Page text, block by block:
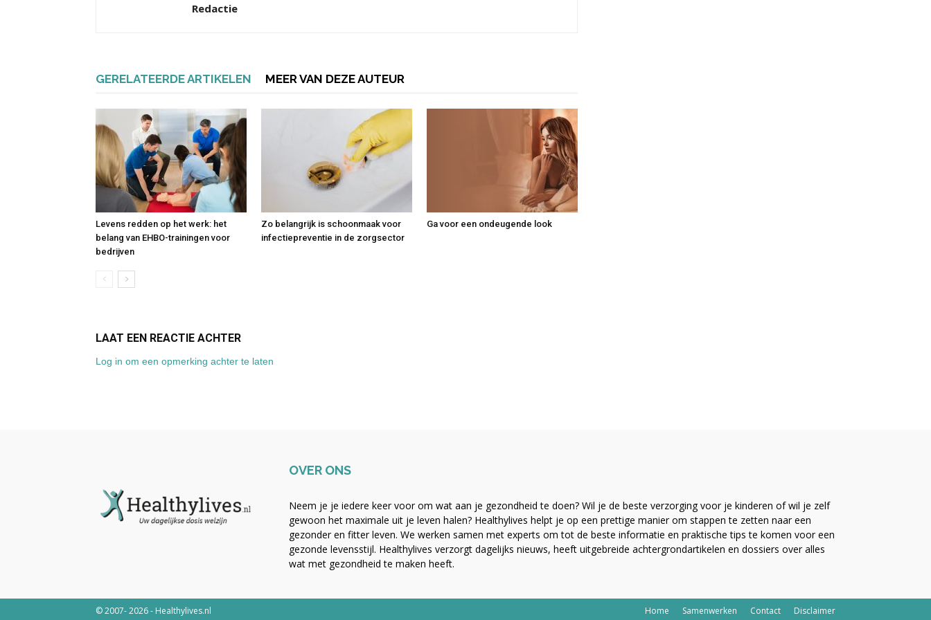
Redactie
GERELATEERDE ARTIKELEN MEER VAN DEZE AUTEUR
Levens redden op het werk: het
belang van EHBO-trainingen voor
bedrijven
Zo belangrijk is schoonmaak voor
infectiepreventie in de zorgsector
Ga voor een ondeugende look
LAAT EEN REACTIE ACHTER
Log in om een opmerking achter te laten
OVER ONS
Neem je je iedere keer voor om wat aan je gezondheid te doen? Wil je de beste verzorging voor je kinderen of wil je zelf
gewoon het maximale uit je leven halen? Healthylives helpt je op een prettige manier om stappen te zetten naar een
gezonder en fitter leven. We werken samen met experts om tot de beste informatie en praktische tips te komen voor een
gezonde levensstijl. Healthylives verzorgt dagelijks nieuws, heeft uitgebreide achtergrondartikelen en dossiers over alles
wat met gezondheid te maken heeft.
Home Samenwerken Contact Disclaimer
© 2007- 2026 - Healthylives.nl